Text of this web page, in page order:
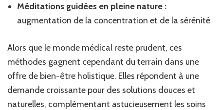
Méditations guidées en pleine nature :
augmentation de la concentration et de la sérénité
Alors que le monde médical reste prudent, ces
méthodes gagnent cependant du terrain dans une
offre de bien-être holistique. Elles répondent à une
demande croissante pour des solutions douces et
naturelles, complémentant astucieusement les soins